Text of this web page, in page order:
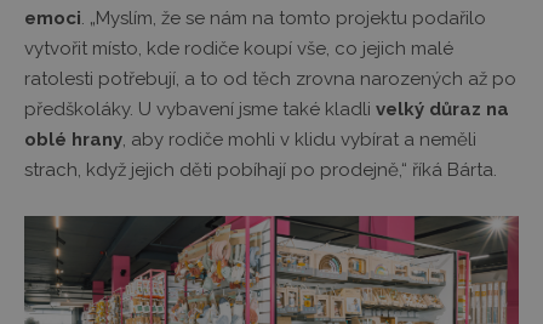
emoci. „Myslím, že se nám na tomto projektu podařilo
vytvořit místo, kde rodiče koupí vše, co jejich malé
ratolesti potřebují, a to od těch zrovna narozených až po
předškoláky. U vybavení jsme také kladli velký důraz na
oblé hrany, aby rodiče mohli v klidu vybírat a neměli
strach, když jejich děti pobíhají po prodejně,“ říká Bárta.